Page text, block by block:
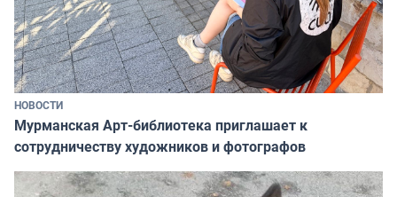
НОВОСТИ
Мурманская Арт-библиотека приглашает к
сотрудничеству художников и фотографов